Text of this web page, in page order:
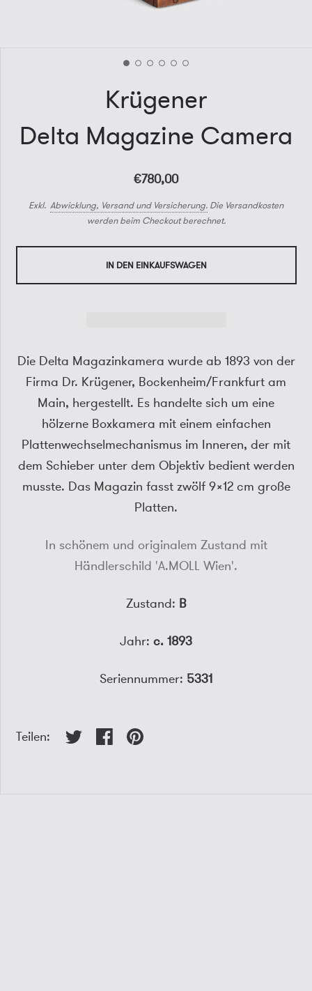
Krügener
Delta Magazine Camera
€780,00
Exkl.Abwicklung, Versand und Versicherung. Die Versandkosten
werden beim Checkout berechnet.
IN DEN EINKAUFSWAGEN
Die Delta Magazinkamera wurde ab 1893 von der
Firma Dr. Krügener, Bockenheim/Frankfurt am
Main, hergestellt. Es handelte sich um eine
hölzerne Boxkamera mit einem einfachen
Plattenwechselmechanismus im Inneren, der mit
dem Schieber unter dem Objektiv bedient werden
musste. Das Magazin fasst zwölf 9×12 cm große
Platten.
In schönem und originalem Zustand mit
Händlerschild 'A.MOLL Wien'.
Zustand: B
Jahr:c. 1893
Seriennummer: 5331
Teilen: